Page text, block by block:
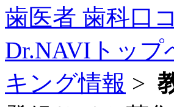
歯医者 歯科口
Dr.NAVIトップ
キング情報 >